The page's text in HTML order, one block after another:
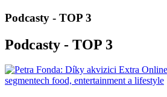
Podcasty - TOP 3
Podcasty - TOP 3